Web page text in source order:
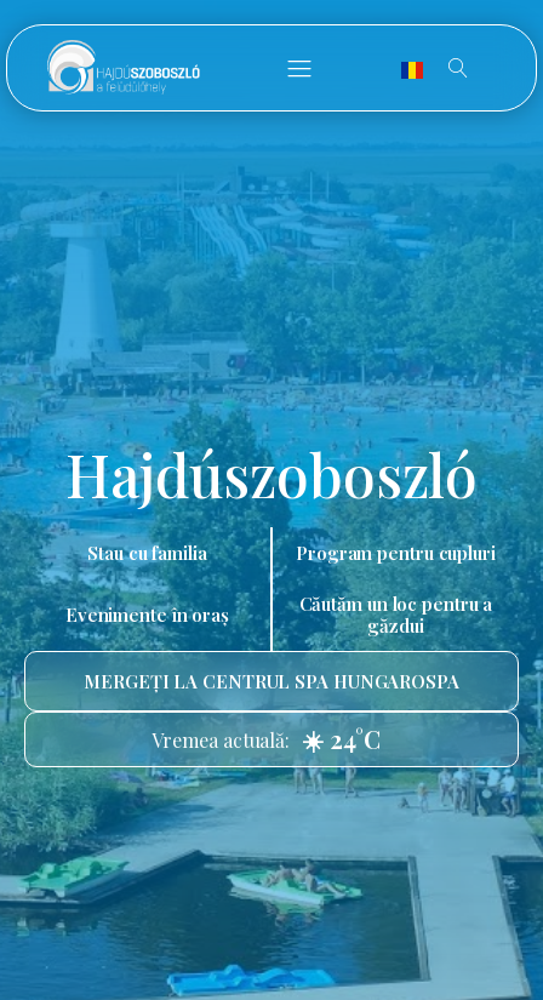
Hajdúszoboszló
Stau cu familia Program pentru cupluri
Evenimente în oraș
Căutăm un loc pentru a
găzdui
MERGEȚI LA CENTRUL SPA HUNGAROSPA
Vremea actuală: ☀️ 24°C